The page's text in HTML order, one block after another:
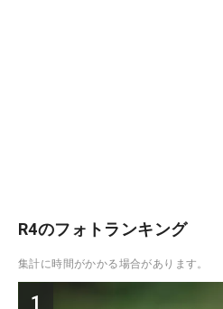
R4のフォトランキング
集計に時間がかかる場合があります。
1